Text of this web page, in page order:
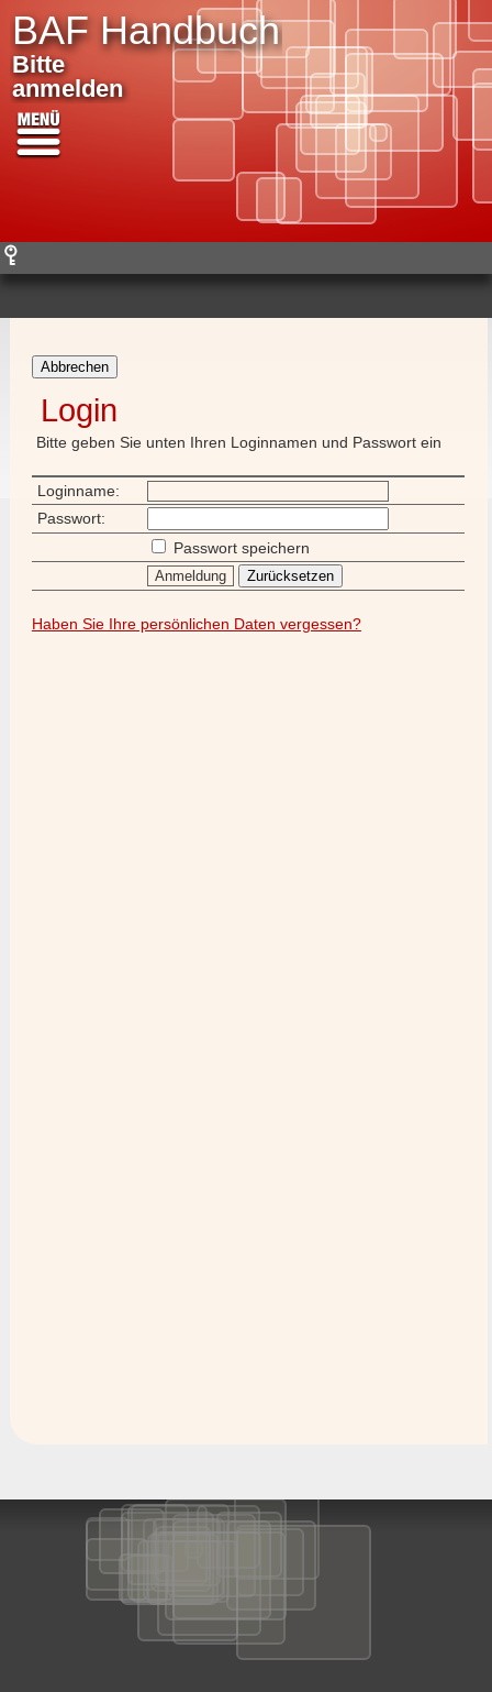
BAF Handbuch
Bitte
anmelden
Abbrechen
Login
Bitte geben Sie unten Ihren Loginnamen und Passwort ein
Loginname:
Passwort:
Passwort speichern
Haben Sie Ihre persönlichen Daten vergessen?